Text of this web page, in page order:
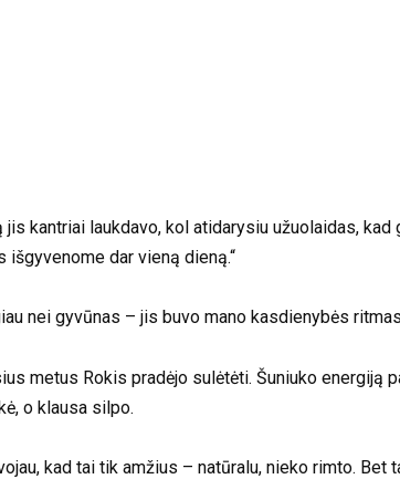
jis kantriai laukdavo, kol atidarysiu užuolaidas,
išgyvenome dar vieną dieną.“
nei gyvūnas – jis buvo mano kasdienybės
metus Rokis pradėjo sulėtėti. Šuniuko energiją
o klausa silpo.
kad tai tik amžius – natūralu, nieko rimto.